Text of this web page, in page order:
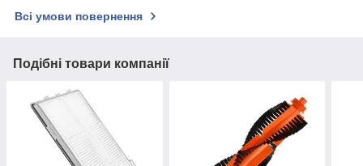
Всі умови повернення
Подібні товари компанії